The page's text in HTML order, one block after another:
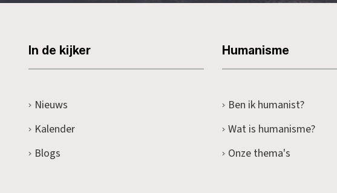
In de kijker
Nieuws
Kalender
Blogs
Humanisme
Ben ik humanist?
Wat is humanisme?
Onze thema's